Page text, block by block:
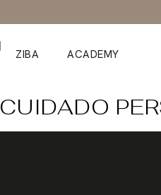
ZIBA ACADEMY
CUIDADO